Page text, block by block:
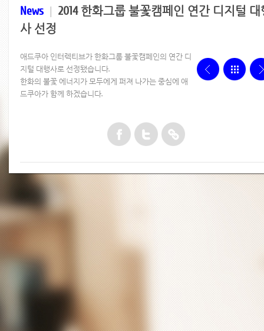
News | 2014 한화그룹 불꽃캠페인 연간 디지털 대
사 선정
애드쿠아 인터렉티브가 한화그룹 불꽃캠페인의 연간 디
지털 대행사로 선정됐습니다.
한화의 불꽃 에너지가 모두에게 퍼져 나가는 중심에 애
드쿠아가 함께 하겠습니다.